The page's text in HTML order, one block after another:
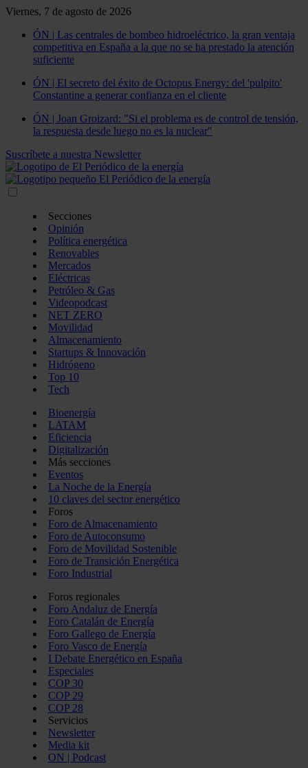
Viernes, 7 de agosto de 2026
ÓN | Las centrales de bombeo hidroeléctrico, la gran ventaja
competitiva en España a la que no se ha prestado la atención
suficiente
ÓN | El secreto del éxito de Octopus Energy: del 'pulpito'
Constantine a generar confianza en el cliente
ÓN | Joan Groizard: "Si el problema es de control de tensión,
la respuesta desde luego no es la nuclear"
Suscríbete a nuestra Newsletter
Secciones
Opinión
Política energética
Renovables
Mercados
Eléctricas
Petróleo & Gas
Videopodcast
NET ZERO
Movilidad
Almacenamiento
Startups & Innovación
Hidrógeno
Top 10
Tech
Bioenergía
LATAM
Eficiencia
Digitalización
Más secciones
Eventos
La Noche de la Energía
10 claves del sector energético
Foros
Foro de Almacenamiento
Foro de Autoconsumo
Foro de Movilidad Sostenible
Foro de Transición Energética
Foro Industrial
Foros regionales
Foro Andaluz de Energía
Foro Catalán de Energía
Foro Gallego de Energía
Foro Vasco de Energía
I Debate Energético en España
Especiales
COP 30
COP 29
COP 28
Servicios
Newsletter
Media kit
ON | Podcast